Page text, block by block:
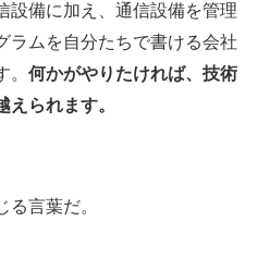
設備に加え、通信設備を管理
ラムを自分たちで書ける会社
。 何かがやりたければ、技術
えられます。
る言葉だ。